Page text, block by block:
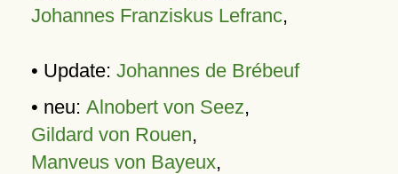
Johannes Franziskus Lefranc,
• Update: Johannes de Brébeuf
• neu: Alnobert von Seez,
Gildard von Rouen,
Manveus von Bayeux,